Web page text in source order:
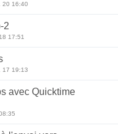
20 16:40
2
17:51
17 19:13
avec Quicktime